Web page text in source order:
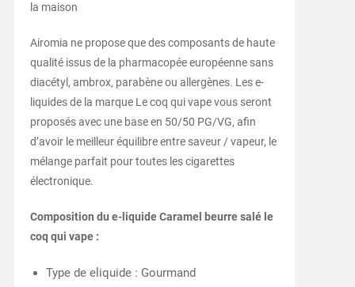
la maison
Airomia ne propose que des composants de haute
qualité issus de la pharmacopée européenne sans
diacétyl, ambrox, parabène ou allergènes. Les e-
liquides de la marque Le coq qui vape vous seront
proposés avec une base en 50/50 PG/VG, afin
d’avoir le meilleur équilibre entre saveur / vapeur, le
mélange parfait pour toutes les cigarettes
électronique.
Composition du e-liquide Caramel beurre salé le
coq qui vape :
Type de eliquide : Gourmand